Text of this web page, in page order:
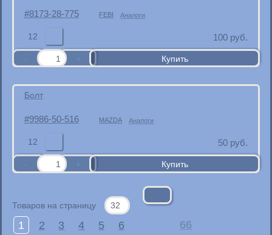
8173-28-775 FEBI Аналоги
12 100 руб.
Болт
9986-50-516 MAZDA Аналоги
12 50 руб.
Товаров на страницу
1 2 3 4 5 6 66